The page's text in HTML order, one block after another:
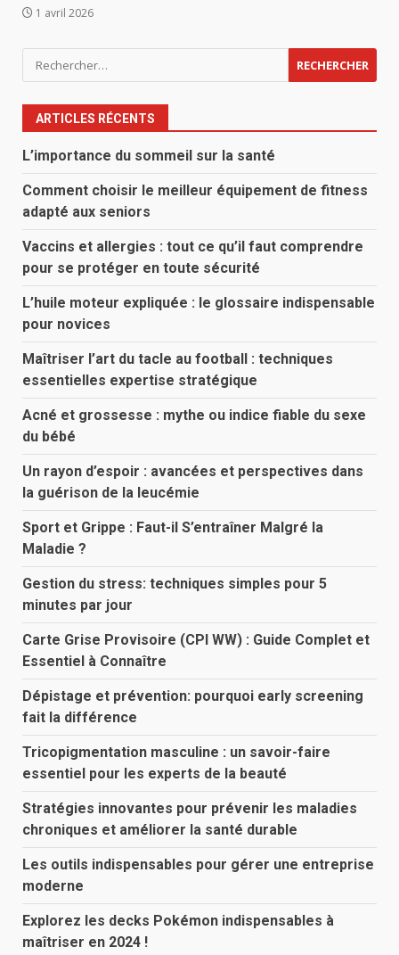
1 avril 2026
Rechercher :
ARTICLES RÉCENTS
L’importance du sommeil sur la santé
Comment choisir le meilleur équipement de fitness
adapté aux seniors
Vaccins et allergies : tout ce qu’il faut comprendre
pour se protéger en toute sécurité
L’huile moteur expliquée : le glossaire indispensable
pour novices
Maîtriser l’art du tacle au football : techniques
essentielles expertise stratégique
Acné et grossesse : mythe ou indice fiable du sexe
du bébé
Un rayon d’espoir : avancées et perspectives dans
la guérison de la leucémie
Sport et Grippe : Faut-il S’entraîner Malgré la
Maladie ?
Gestion du stress: techniques simples pour 5
minutes par jour
Carte Grise Provisoire (CPI WW) : Guide Complet et
Essentiel à Connaître
Dépistage et prévention: pourquoi early screening
fait la différence
Tricopigmentation masculine : un savoir-faire
essentiel pour les experts de la beauté
Stratégies innovantes pour prévenir les maladies
chroniques et améliorer la santé durable
Les outils indispensables pour gérer une entreprise
moderne
Explorez les decks Pokémon indispensables à
maîtriser en 2024 !